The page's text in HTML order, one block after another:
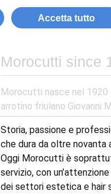
Morocutti since
Morocutti nasce nel 1920
arrotino friulano Giovanni
Storia, passione e
che dura da oltre novanta
Oggi Morocutti è
servizio, con
dei settori estetica e hair